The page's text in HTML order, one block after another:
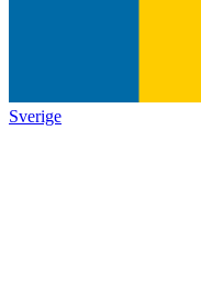
Sverige